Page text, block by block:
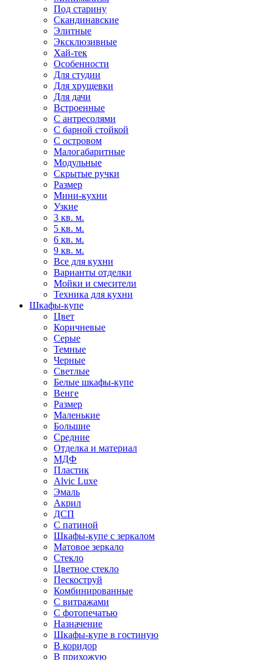
Под старину
Скандинавские
Элитные
Эксклюзивные
Хай-тек
Особенности
Для студии
Для хрущевки
Для дачи
Встроенные
С антресолями
С барной стойкой
С островом
Малогабаритные
Модульные
Скрытые ручки
Размер
Мини-кухни
Узкие
3 кв. м.
5 кв. м.
6 кв. м.
9 кв. м.
Все для кухни
Варианты отделки
Мойки и смесители
Техника для кухни
Шкафы-купе
Цвет
Коричневые
Серые
Темные
Черные
Светлые
Белые шкафы-купе
Венге
Размер
Маленькие
Большие
Средние
Отделка и материал
МДФ
Пластик
Alvic Luxe
Эмаль
Акрил
ДСП
С патиной
Шкафы-купе с зеркалом
Матовое зеркало
Стекло
Цветное стекло
Пескоструй
Комбинированные
С витражами
С фотопечатью
Назначение
Шкафы-купе в гостиную
В коридор
В прихожую